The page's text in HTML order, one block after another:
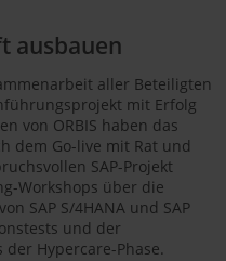
ausbauen
aller Beteiligten
mit Erfolg
von ORBIS haben das
dem Go-live mit Rat und
SAP-Projekt
Workshops über die
SAP S/4HANA und SAP
und der
Hypercare-Phase.